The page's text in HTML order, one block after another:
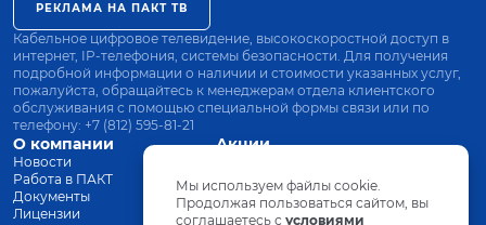
О компании
Новости
Работа в ПАКТ
Документы
Лицензии
Акции
Оплата
Оборудование
РЕКЛАМА НА ПАКТ ТВ
Кабельное цифровое телевидение, высокоскоростной доступ в
интернет, IP-телефония, системы безопасности. Для получения
подробной информации о наличии и стоимости указанных услуг,
пожалуйста, обращайтесь к менеджерам отдела клиентского
обслуживания с помощью специальной формы связи или по
телефону: +7 (812) 595-81-21
Мы используем файлы cookie.
Продолжая пользоваться сайтом, вы
соглашаетесь с условиями